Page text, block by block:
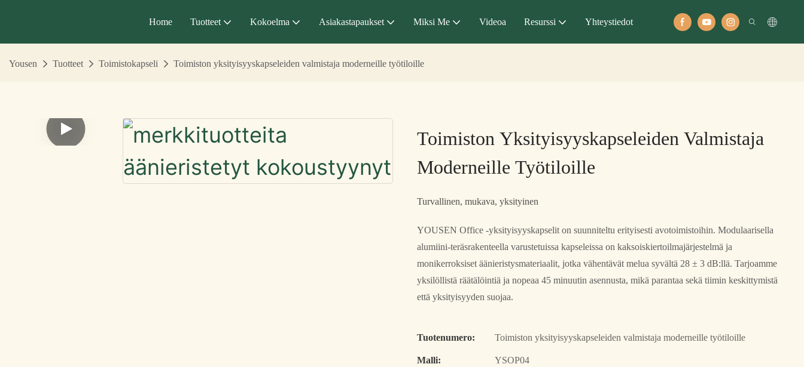
Home Tuotteet Kokoelma Asiakastapaukset Miksi Me Videoa Resurssi Yhteystiedot
Yousen Tuotteet Toimistokapseli Toimiston yksityisyyskapseleiden valmistaja moderneille työtiloille
Toimiston Yksityisyyskapseleiden Valmistaja
Moderneille Työtiloille
Turvallinen, mukava, yksityinen
YOUSEN Office -yksityisyyskapselit on suunniteltu erityisesti avotoimistoihin. Modulaarisella
alumiini-teräsrakenteella varustetuissa kapseleissa on kaksoiskiertoilmajärjestelmä ja
monikerroksiset äänieristysmateriaalit, jotka vähentävät melua syvältä 28 ± 3 dB:llä. Tarjoamme
yksilöllistä räätälöintiä ja nopeaa 45 minuutin asennusta, mikä parantaa sekä tiimin keskittymistä
että yksityisyyden suojaa.
Tuotenumero:
Toimiston yksityisyyskapseleiden valmistaja moderneille työtiloille
Malli:
YSOP04